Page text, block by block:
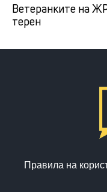
Ветеранките на
терен
Правила на